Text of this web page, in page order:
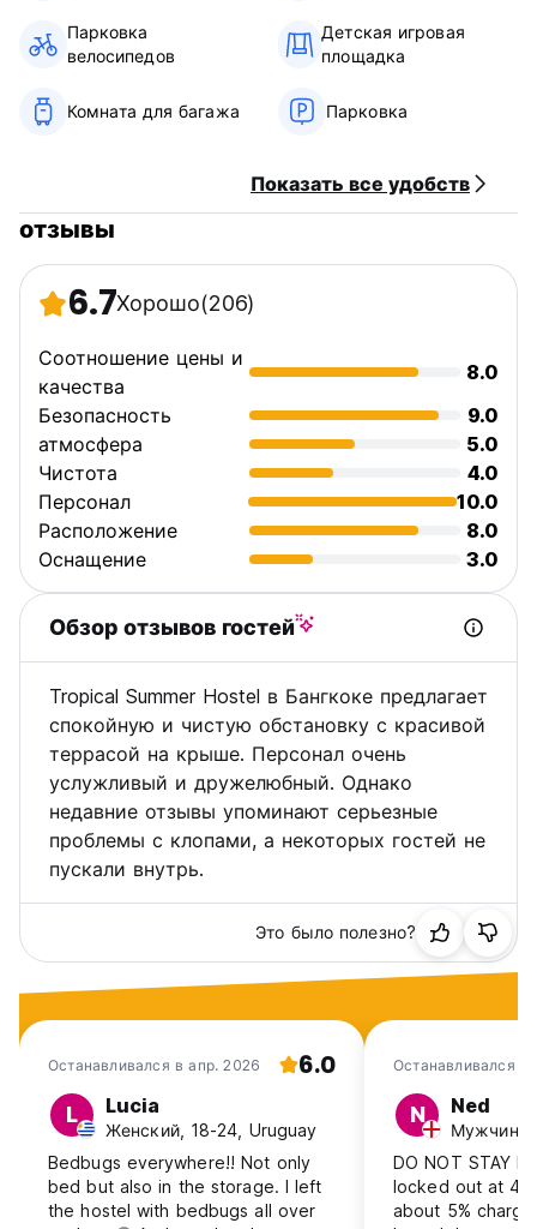
Парковка
велосипедов
Детская игровая
площадка
Комната для багажа Парковка
Показать все удобств
отзывы
6.7Хорошо(206)
Соотношение цены и
качества
8.0
Безопасность
9.0
атмосфера
5.0
Чистота
4.0
Персонал
10.0
Расположение
8.0
Оснащение
3.0
Обзор отзывов гостей
Tropical Summer Hostel в Бангкоке предлагает
спокойную и чистую обстановку с красивой
террасой на крыше. Персонал очень
услужливый и дружелюбный. Однако
недавние отзывы упоминают серьезные
проблемы с клопами, а некоторых гостей не
пускали внутрь.
Это было полезно?
Останавливался в апр. 2026 6.0
L Lucia
Женский, 18-24, Uruguay
Bedbugs everywhere!! Not only
bed but also in the storage. I left
the hostel with bedbugs all over
Останавливался в
N Ned
Мужчина,
DO NOT STAY
locked out at
about 5%